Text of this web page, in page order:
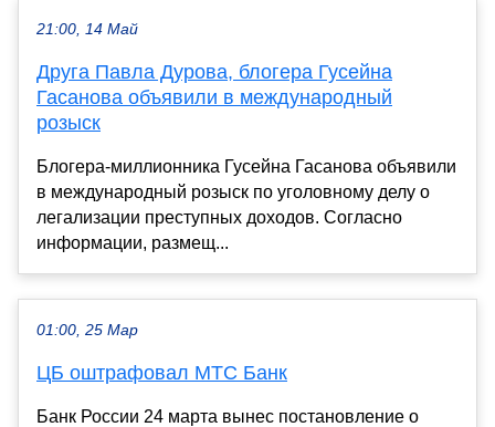
21:00, 14 Май
Друга Павла Дурова, блогера Гусейна
Гасанова объявили в международный
розыск
Блогера-миллионника Гусейна Гасанова объявили
в международный розыск по уголовному делу о
легализации преступных доходов. Согласно
информации, размещ...
01:00, 25 Мар
ЦБ оштрафовал МТС Банк
Банк России 24 марта вынес постановление о